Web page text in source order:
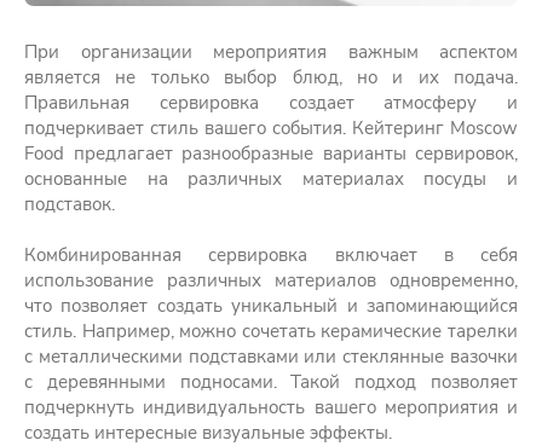
При организации мероприятия важным аспектом
является не только выбор блюд, но и их подача.
Правильная сервировка создает атмосферу и
подчеркивает стиль вашего события. Кейтеринг Moscow
Food предлагает разнообразные варианты сервировок,
основанные на различных материалах посуды и
подставок.
Комбинированная сервировка включает в себя
использование различных материалов одновременно,
что позволяет создать уникальный и запоминающийся
стиль. Например, можно сочетать керамические тарелки
с металлическими подставками или стеклянные вазочки
с деревянными подносами. Такой подход позволяет
подчеркнуть индивидуальность вашего мероприятия и
создать интересные визуальные эффекты.